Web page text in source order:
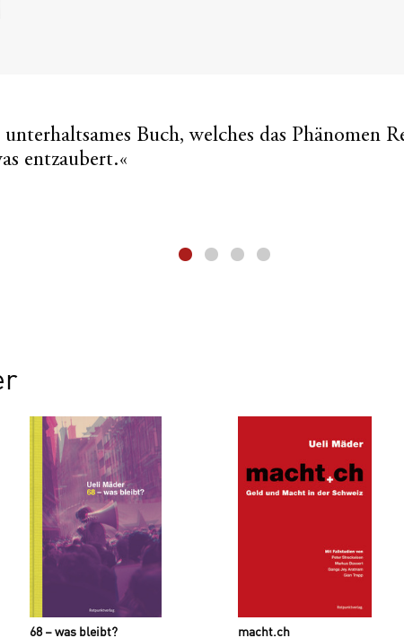
Buch, welches das Phänomen
entzaubert.«
68 – was bleibt?
macht.ch